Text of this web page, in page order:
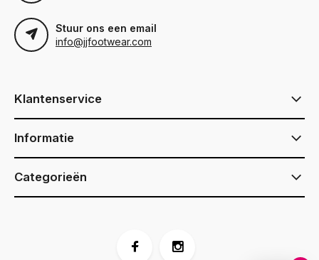
Stuur ons een email
info@jjfootwear.com
Klantenservice
Informatie
Categorieën